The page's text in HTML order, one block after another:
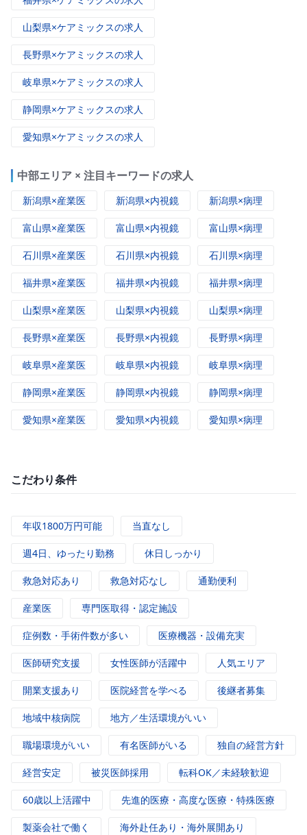
山梨県×ケアミックスの求人
長野県×ケアミックスの求人
岐阜県×ケアミックスの求人
静岡県×ケアミックスの求人
愛知県×ケアミックスの求人
中部エリア × 注目キーワードの求人
新潟県×産業医 新潟県×内視鏡 新潟県×病理
富山県×産業医 富山県×内視鏡 富山県×病理
石川県×産業医 石川県×内視鏡 石川県×病理
福井県×産業医 福井県×内視鏡 福井県×病理
山梨県×産業医 山梨県×内視鏡 山梨県×病理
長野県×産業医 長野県×内視鏡 長野県×病理
岐阜県×産業医 岐阜県×内視鏡 岐阜県×病理
静岡県×産業医 静岡県×内視鏡 静岡県×病理
愛知県×産業医 愛知県×内視鏡 愛知県×病理
こだわり条件
年収1800万円可能 当直なし
週4日、ゆったり勤務 休日しっかり
救急対応あり 救急対応なし 通勤便利
産業医 専門医取得・認定施設
症例数・手術件数が多い 医療機器・設備充実
医師研究支援 女性医師が活躍中 人気エリア
開業支援あり 医院経営を学べる 後継者募集
地域中核病院 地方／生活環境がいい
職場環境がいい 有名医師がいる 独自の経営方針
経営安定 被災医師採用 転科OK／未経験歓迎
60歳以上活躍中 先進的医療・高度な医療・特殊医療
製薬会社で働く 海外赴任あり・海外展開あり